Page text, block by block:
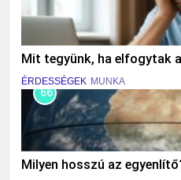
Mit tegyünk, ha elfogytak
ÉRDESSÉGEK MUNKA
66
Milyen hosszú az